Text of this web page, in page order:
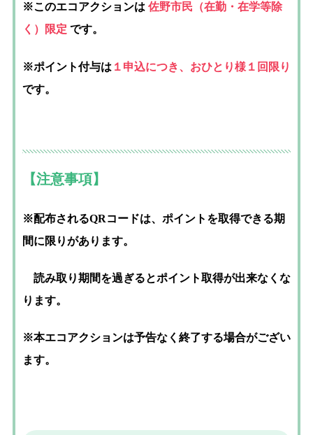
※このエコアクションは 佐野市民 （在勤・在学等除
く）
限定 です。
※ポイント付与は １申込につき、おひとり様１回限り
です。
【注意事項】
※配布されるQRコードは、ポイントを取得できる期
間に限りがあります。
読み取り期間を過ぎるとポイント取得が出来なくな
ります。
※本エコアクションは予告なく終了する場合がござい
ます。